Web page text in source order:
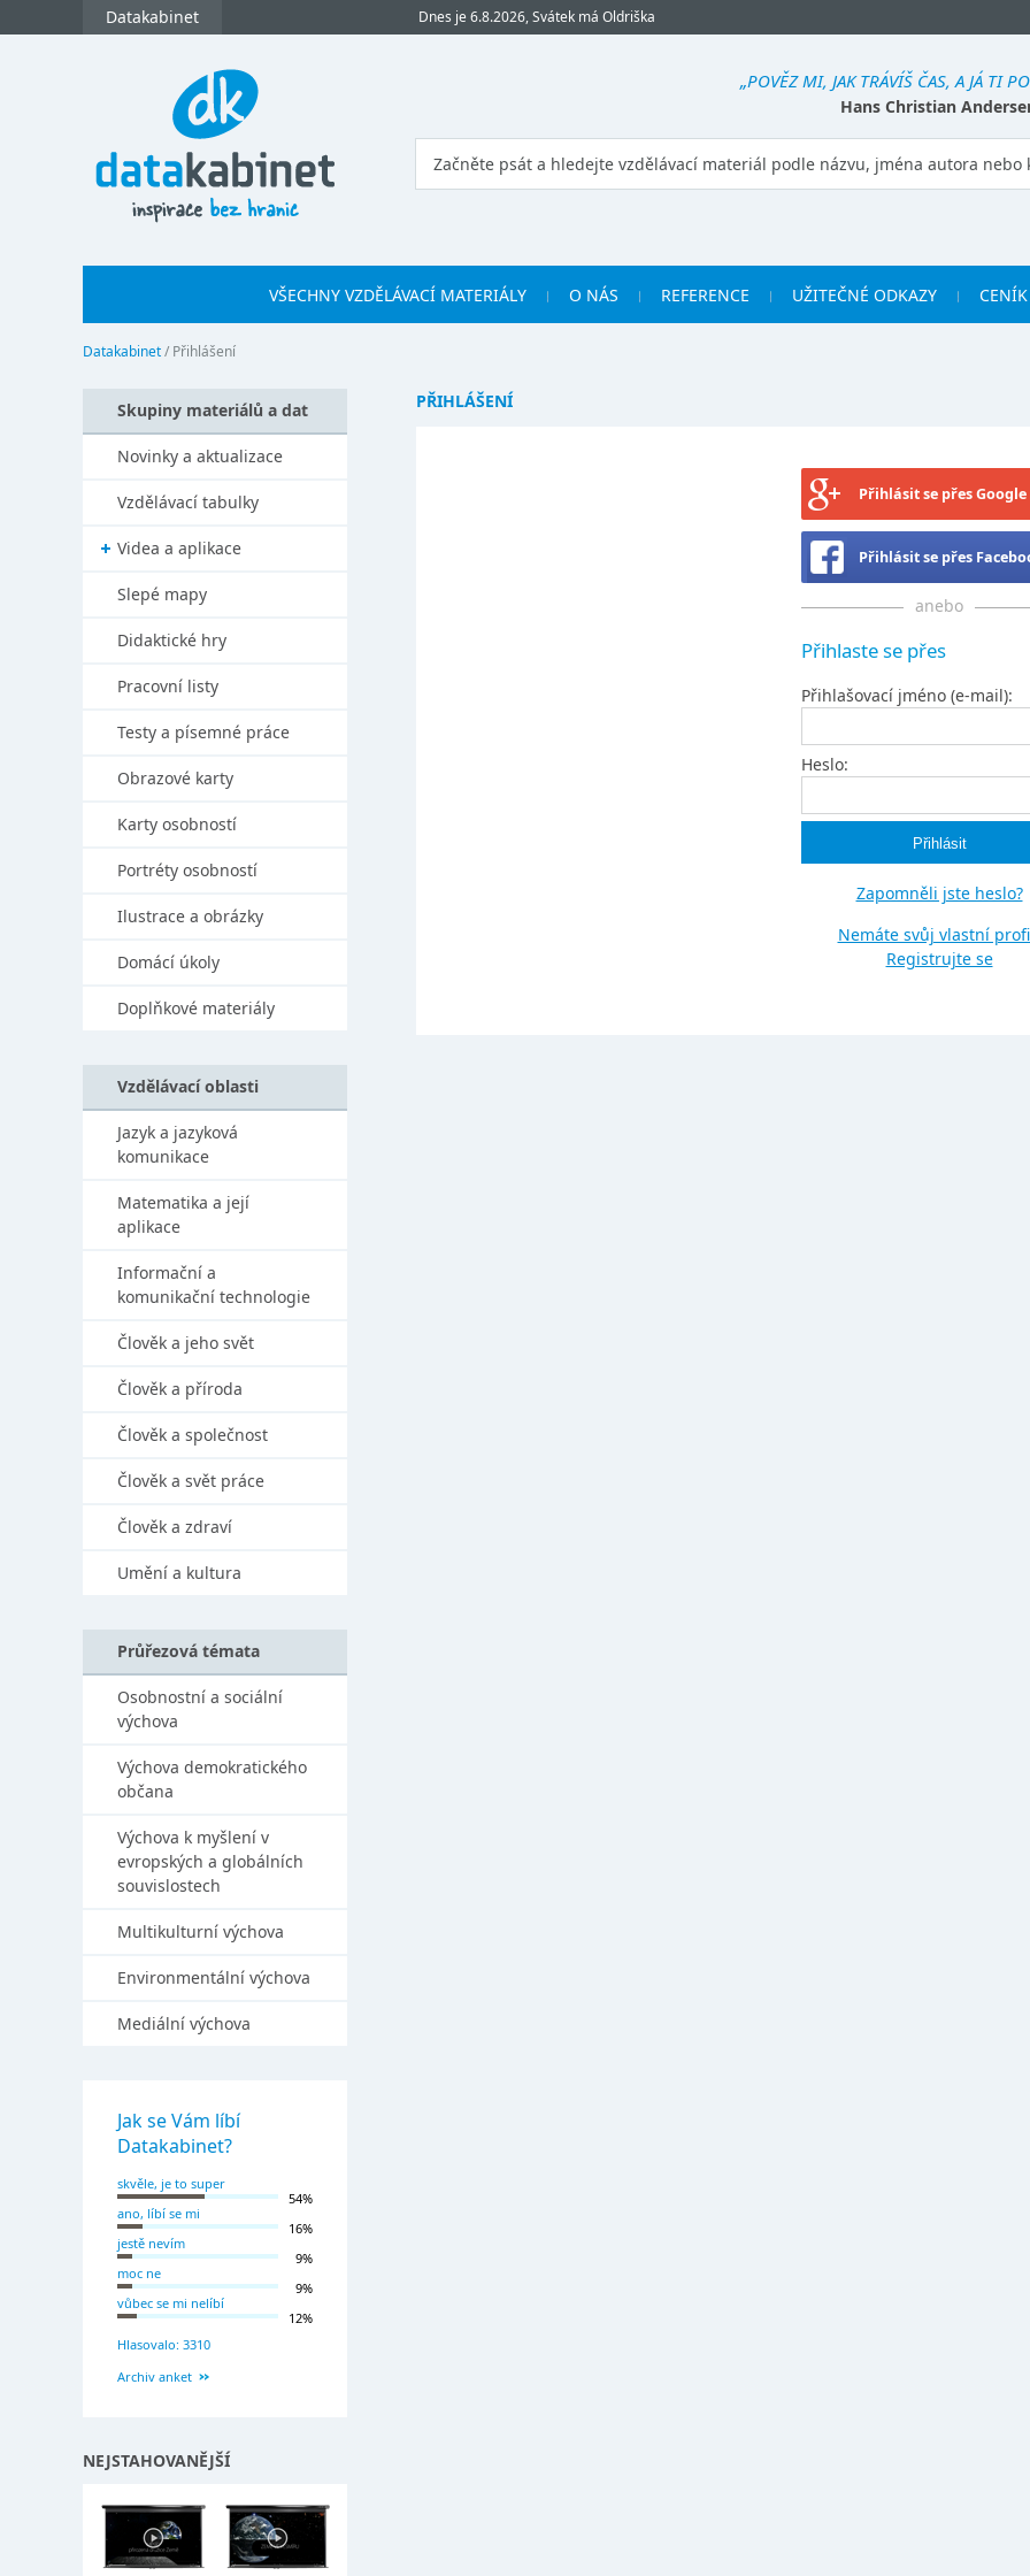
Datakabinet Dnes je 6.8.2026, Svátek má Oldriška
„POVĚZ MI, JAK TRÁVÍŠ ČAS, A JÁ TI
Hans Christian
VŠECHNY VZDĚLÁVACÍ MATERIÁLY O NÁS REFERENCE UŽITEČNÉ ODKAZY
Datakabinet/ Přihlášení
PŘIHLÁŠENÍ
Přihlásit se přes Google
Přihlásit se přes
anebo
Přihlaste se přes
Přihlašovací jméno (e-mail):
Heslo:
Zapomněli jste heslo?
Nemáte svůj vlastní
Registrujte se
Skupiny materiálů a dat
Novinky a aktualizace
Vzdělávací tabulky
Videa a aplikace
Slepé mapy
Didaktické hry
Pracovní listy
Testy a písemné práce
Obrazové karty
Karty osobností
Portréty osobností
Ilustrace a obrázky
Domácí úkoly
Doplňkové materiály
Vzdělávací oblasti
Jazyk a jazyková
komunikace
Matematika a její
aplikace
Informační a
komunikační technologie
Člověk a jeho svět
Člověk a příroda
Člověk a společnost
Člověk a svět práce
Člověk a zdraví
Umění a kultura
Průřezová témata
Osobnostní a sociální
výchova
Výchova demokratického
občana
Výchova k myšlení v
evropských a globálních
souvislostech
Multikulturní výchova
Environmentální výchova
Mediální výchova
Jak se Vám líbí
Datakabinet?
skvěle, je to super
54%
ano, líbí se mi
16%
jestě nevím
9%
moc ne
9%
vůbec se mi nelíbí
12%
Hlasovalo: 3310
Archiv anket
NEJSTAHOVANĚJŠÍ